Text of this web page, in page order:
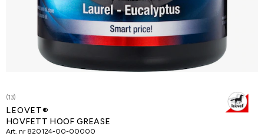
(13)
LEOVET®
HOVFETT HOOF GREASE
Art. nr 820124-00-00000